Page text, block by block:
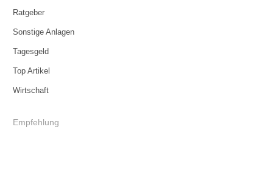
Ratgeber
Sonstige Anlagen
Tagesgeld
Top Artikel
Wirtschaft
Empfehlung